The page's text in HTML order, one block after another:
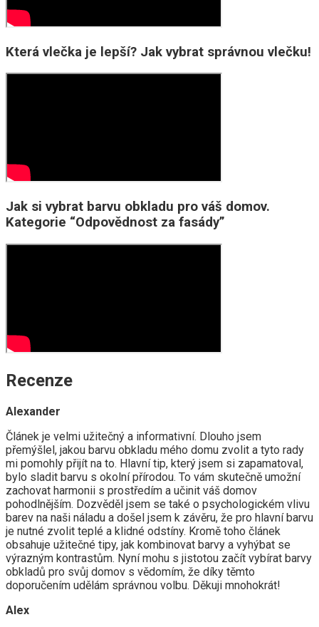
Která vlečka je lepší? Jak vybrat správnou vlečku!
Jak si vybrat barvu obkladu pro váš domov.
Kategorie “Odpovědnost za fasády”
Recenze
Alexander
Článek je velmi užitečný a informativní. Dlouho jsem
přemýšlel, jakou barvu obkladu mého domu zvolit a tyto rady
mi pomohly přijít na to. Hlavní tip, který jsem si zapamatoval,
bylo sladit barvu s okolní přírodou. To vám skutečně umožní
zachovat harmonii s prostředím a učinit váš domov
pohodlnějším. Dozvěděl jsem se také o psychologickém vlivu
barev na naši náladu a došel jsem k závěru, že pro hlavní barvu
je nutné zvolit teplé a klidné odstíny. Kromě toho článek
obsahuje užitečné tipy, jak kombinovat barvy a vyhýbat se
výrazným kontrastům. Nyní mohu s jistotou začít vybírat barvy
obkladů pro svůj domov s vědomím, že díky těmto
doporučením udělám správnou volbu. Děkuji mnohokrát!
Alex